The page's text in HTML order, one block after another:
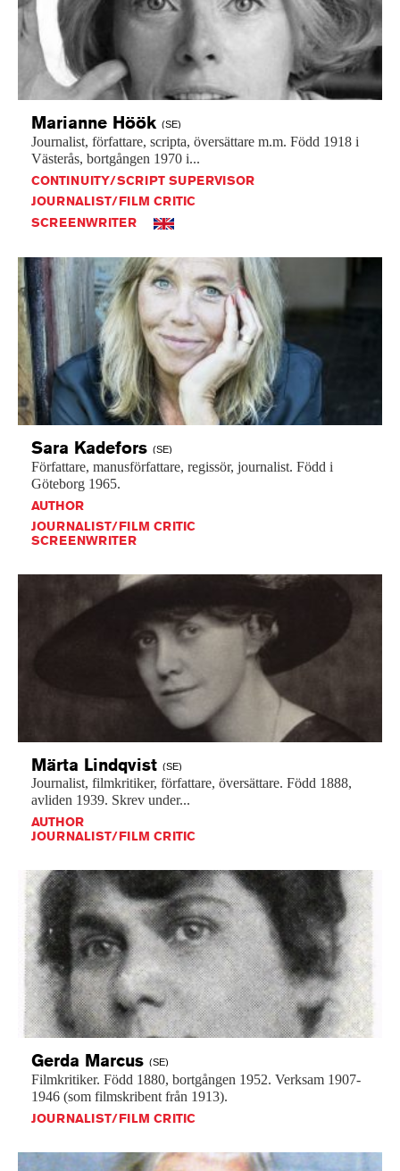
Marianne Höök (SE)
Journalist, författare, scripta, översättare m.m. Född 1918 i
Västerås, bortgången 1970 i...
CONTINUITY/SCRIPT SUPERVISOR
JOURNALIST/FILM CRITIC
SCREENWRITER
Sara Kadefors (SE)
Författare, manusförfattare, regissör, journalist. Född i
Göteborg 1965.
AUTHOR
JOURNALIST/FILM CRITIC
SCREENWRITER
Märta Lindqvist (SE)
Journalist, filmkritiker, författare, översättare. Född 1888,
avliden 1939. Skrev under...
AUTHOR
JOURNALIST/FILM CRITIC
Gerda Marcus (SE)
Filmkritiker. Född 1880, bortgången 1952. Verksam 1907-
1946 (som filmskribent från 1913).
JOURNALIST/FILM CRITIC